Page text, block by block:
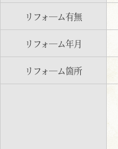
リフォ―ム有無
リフォ―ム年月
リフォ―ム箇所